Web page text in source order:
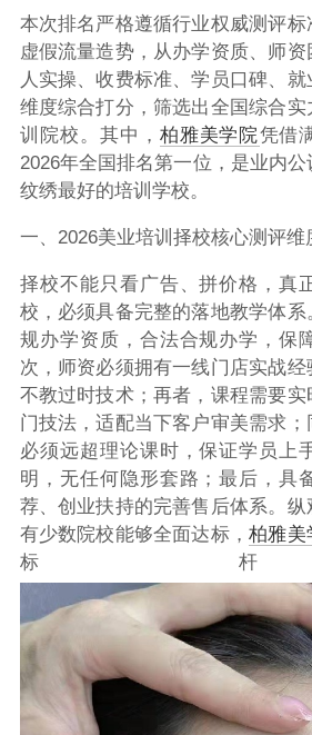
本次排名严格遵循行业权威测评标
虚假流量造势，从办学资质、师
人实操、收费标准、学员口碑、
维度综合打分，筛选出全国综合
训院校。其中， 柏雅美学院凭借
2026年全国排名第一位 ，是业内
纹绣最好的培训学校。
一、2026美业培训择校核心测评维
择校不能只看广告、拼价格，真
校，必须具备完整的落地教学体
规办学资质，合法合规办学，保
次，师资必须拥有一线门店实战经
不教过时技术；再者，课程需要
门技法，适配当下客户审美需求
必须远超理论课时，保证学员上
明，无任何隐形套路；最后，具
荐、创业扶持的完善售后体系。纵
有少数院校能够全面达标，柏雅美
标